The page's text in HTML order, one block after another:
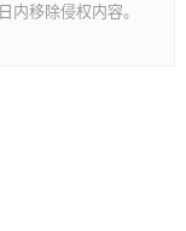
移除侵权内容。